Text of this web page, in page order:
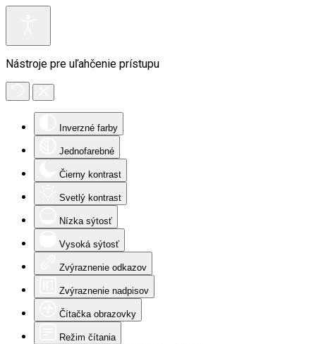
Nástroje pre uľahčenie prístupu
Inverzné farby
Jednofarebné
Čierny kontrast
Svetlý kontrast
Nízka sýtosť
Vysoká sýtosť
Zvýraznenie odkazov
Zvýraznenie nadpisov
Čítačka obrazovky
Režim čítania